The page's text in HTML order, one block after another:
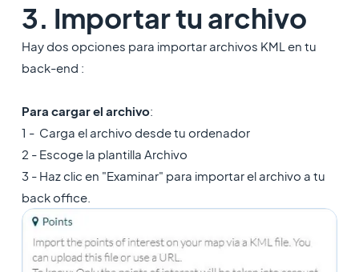
3. Importar tu archivo
Hay dos opciones para importar archivos KML en tu
back-end :
Para cargar el archivo:
1 - Carga el archivo desde tu ordenador
2 - Escoge la plantilla Archivo
3 - Haz clic en "Examinar" para importar el archivo a tu
back office.